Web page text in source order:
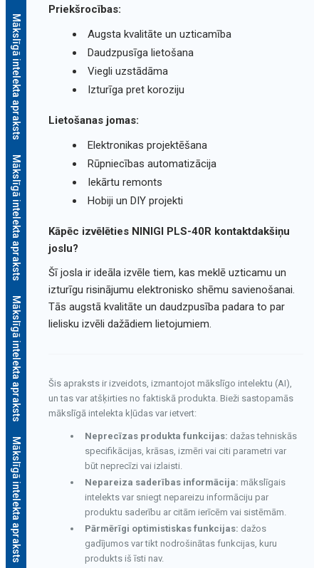
Mākslīgā intelekta apraksts
Mākslīgā intelekta apraksts
Mākslīgā intelekta apraksts
Mākslīgā intelekta apraksts
Priekšrocības:
Augsta kvalitāte un uzticamība
Daudzpusīga lietošana
Viegli uzstādāma
Izturīga pret koroziju
Lietošanas jomas:
Elektronikas projektēšana
Rūpniecības automatizācija
Iekārtu remonts
Hobiji un DIY projekti
Kāpēc izvēlēties NINIGI PLS-40R kontaktdakšiņu
joslu?
Šī josla ir ideāla izvēle tiem, kas meklē uzticamu un
izturīgu risinājumu elektronisko shēmu savienošanai.
Tās augstā kvalitāte un daudzpusība padara to par
lielisku izvēli dažādiem lietojumiem.
Šis apraksts ir izveidots, izmantojot mākslīgo intelektu (AI),
un tas var atšķirties no faktiskā produkta. Bieži sastopamās
mākslīgā intelekta kļūdas var ietvert:
Neprecīzas produkta funkcijas: dažas tehniskās
specifikācijas, krāsas, izmēri vai citi parametri var
būt neprecīzi vai izlaisti.
Nepareiza saderības informācija: mākslīgais
intelekts var sniegt nepareizu informāciju par
produktu saderību ar citām ierīcēm vai sistēmām.
Pārmērīgi optimistiskas funkcijas: dažos
gadījumos var tikt nodrošinātas funkcijas, kuru
produkts iš īsti nav.